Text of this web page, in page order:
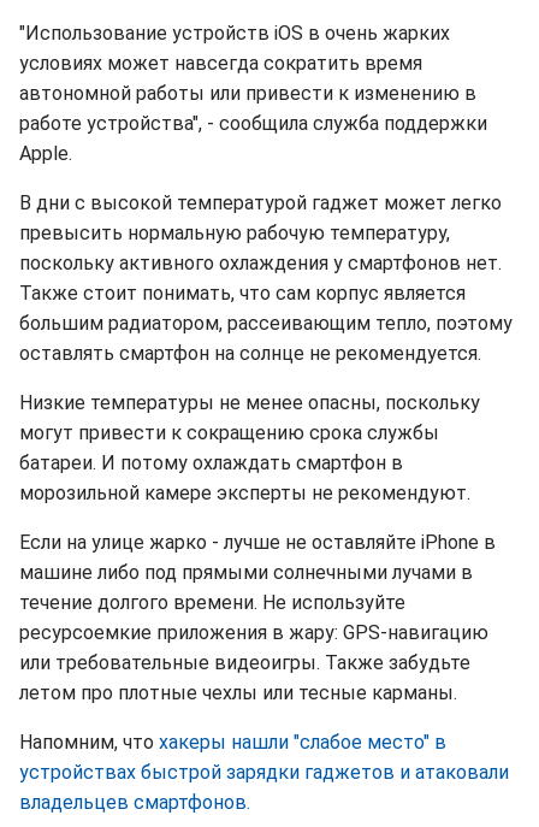
"Использование устройств iOS в очень жарких
условиях может навсегда сократить время
автономной работы или привести к изменению в
работе устройства", - сообщила служба поддержки
Apple.
В дни с высокой температурой гаджет может легко
превысить нормальную рабочую температуру,
поскольку активного охлаждения у смартфонов нет.
Также стоит понимать, что сам корпус является
большим радиатором, рассеивающим тепло, поэтому
оставлять смартфон на солнце не рекомендуется.
Низкие температуры не менее опасны, поскольку
могут привести к сокращению срока службы
батареи. И потому охлаждать смартфон в
морозильной камере эксперты не рекомендуют.
Если на улице жарко - лучше не оставляйте iPhone в
машине либо под прямыми солнечными лучами в
течение долгого времени. Не используйте
ресурсоемкие приложения в жару: GPS-навигацию
или требовательные видеоигры. Также забудьте
летом про плотные чехлы или тесные карманы.
Напомним, что хакеры нашли "слабое место" в
устройствах быстрой зарядки гаджетов и атаковали
владельцев смартфонов.